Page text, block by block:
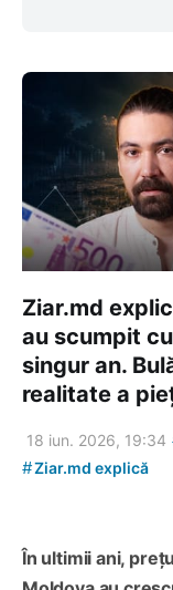
Ziar.md
au scumpit
singur an.
realitate a
18 iun. 2026, 19:34
#Ziar.md explică
În ultimii ani,